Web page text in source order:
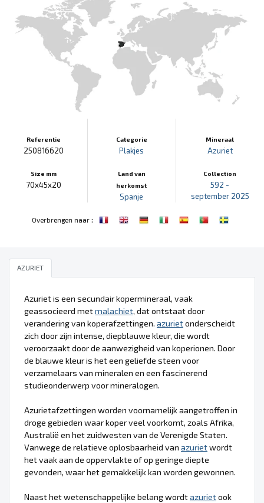
Referentie
250816620
Size mm
70x45x20
Categorie
Plakjes
Land van
herkomst
Spanje
Mineraal
Azuriet
Collection
592 -
september 2025
Overbrengen naar:
AZURIET
Azuriet is een secundair kopermineraal, vaak
geassocieerd metmalachiet, dat ontstaat door
verandering van koperafzettingen. azurietonderscheidt
zich door zijn intense, diepblauwe kleur, die wordt
veroorzaakt door de aanwezigheid van koperionen. Door
de blauwe kleur is het een geliefde steen voor
verzamelaars van mineralen en een fascinerend
studieonderwerp voor mineralogen.
Azurietafzettingen worden voornamelijk aangetroffen in
droge gebieden waar koper veel voorkomt, zoals Afrika,
Australië en het zuidwesten van de Verenigde Staten.
Vanwege de relatieve oplosbaarheid van azurietwordt
het vaak aan de oppervlakte of op geringe diepte
gevonden, waar het gemakkelijk kan worden gewonnen.
Naast het wetenschappelijke belang wordtazurietook